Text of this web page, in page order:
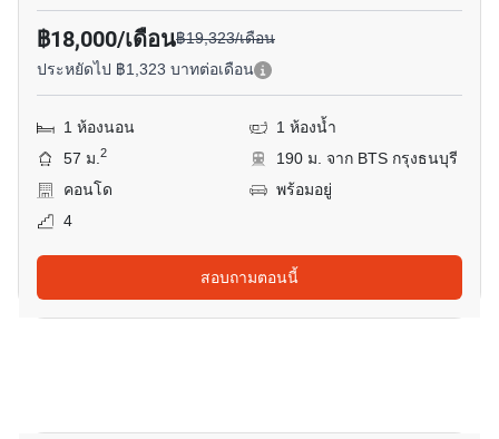
฿18,000/เดือน฿19,323/เดือน
ประหยัดไป ฿1,323 บาทต่อเดือน
1 ห้องนอน
1 ห้องน้ำ
57 ม.2
190 ม. จาก BTS กรุงธนบุรี
คอนโด
พร้อมอยู่
4
สอบถามตอนนี้